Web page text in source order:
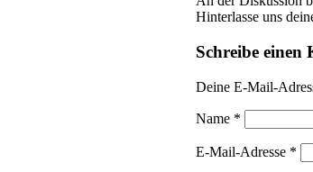
Hinterlasse uns
Schreibe einen
Deine E-Mail-
Name *
E-Mail-Adresse *